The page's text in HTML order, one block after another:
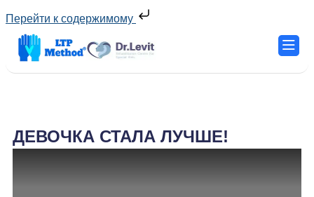
Перейти к содержимому
ДЕВОЧКА СТАЛА ЛУЧШЕ!